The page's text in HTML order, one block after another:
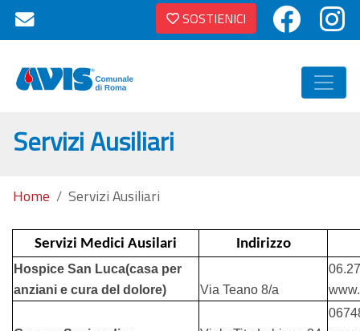
SOSTIENICI
Servizi Ausiliari
Home Servizi Ausiliari
Servizi Medici Ausilari Indirizzo
Hospice San Luca(casa per
anziani e cura del dolore)
Via Teano 8/a